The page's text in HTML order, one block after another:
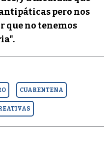
pero nos
que no tenemos
CUARENTENA